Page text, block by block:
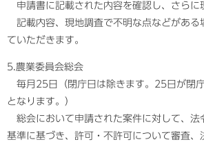
申請書に記載された内容を確認し、さらに
記載内容、現地調査で不明な点などがある
ていただきます。
5.農業委員会総会
毎月25日（閉庁日は除きます。25日が閉
となります。）
総会において申請された案件に対して、法
基準に基づき、許可・不許可について審査、